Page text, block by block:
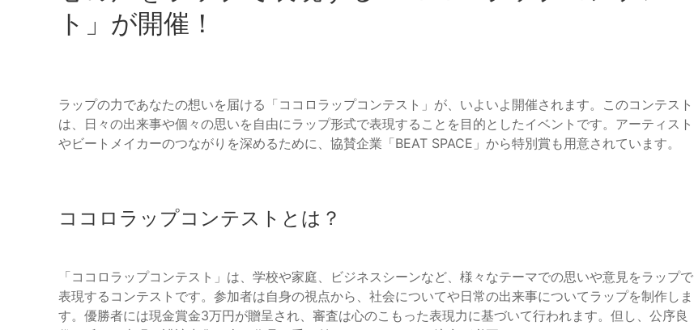
ト」が開催！
ラップの力であなたの想いを届ける「ココロラップコンテスト」が、いよいよ開催されます。このコンテスト
は、日々の出来事や個々の思いを自由にラップ形式で表現することを目的としたイベントです。アーティスト
やビートメイカーのつながりを深めるために、協賛企業「BEAT SPACE」から特別賞も用意されています。
ココロラップコンテストとは？
「ココロラップコンテスト」は、学校や家庭、ビジネスシーンなど、様々なテーマでの思いや意見をラップで
表現するコンテストです。参加者は自身の視点から、社会についてや日常の出来事についてラップを制作しま
す。優勝者には現金賞金3万円が贈呈され、審査は心のこもった表現力に基づいて行われます。但し、公序良